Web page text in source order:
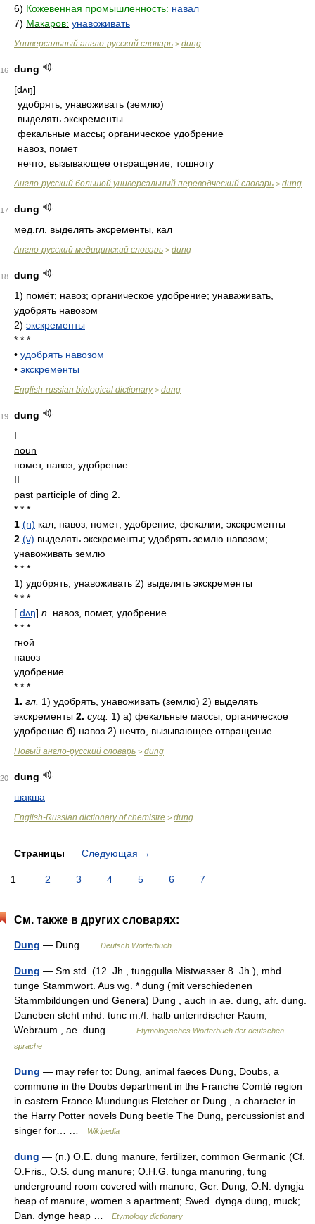
6) Кожевенная промышленность: навал
7) Макаров: унавоживать
Универсальный англо-русский словарь > dung
16
dung
[dʌŋ]
удобрять, унавоживать (землю)
выделять экскременты
фекальные массы; органическое удобрение
навоз, помет
нечто, вызывающее отвращение, тошноту
Англо-русский большой универсальный переводческий словарь > dung
17
dung
мед. гл. выделять эксременты, кал
Англо-русский медицинский словарь > dung
18
dung
1) помёт; навоз; органическое удобрение; унаваживать,
удобрять навозом
2) экскременты
* * *
• удобрять навозом
• экскременты
English-russian biological dictionary> dung
19
dung
I
noun
помет, навоз; удобрение
II
past participle of ding 2.
* * *
1 (n) кал; навоз; помет; удобрение; фекалии; экскременты
2 (v) выделять экскременты; удобрять землю навозом;
унавоживать землю
* * *
1) удобрять, унавоживать 2) выделять экскременты
* * *
[ dʌŋ] n. навоз, помет, удобрение
* * *
гной
навоз
удобрение
* * *
1. гл. 1) удобрять, унавоживать (землю) 2) выделять
экскременты 2. сущ. 1) а) фекальные массы; органическое
удобрение б) навоз 2) нечто, вызывающее отвращение
Новый англо-русский словарь > dung
20
dung
шакша
English-Russian dictionary of chemistre > dung
Страницы Следующая →
1 2 3 4 5 6 7
См. также в других словарях:
Dung — Dung … Deutsch Wörterbuch
Dung — Sm std. (12. Jh., tunggulla Mistwasser 8. Jh.), mhd.
tunge Stammwort. Aus wg. * dung (mit verschiedenen
Stammbildungen und Genera) Dung , auch in ae. dung, afr. dung.
Daneben steht mhd. tunc m./f. halb unterirdischer Raum,
Webraum , ae. dung… …
Etymologisches Wörterbuch der deutschen
sprache
Dung — may refer to: Dung, animal faeces Dung, Doubs, a
commune in the Doubs department in the Franche Comté region
in eastern France Mundungus Fletcher or Dung , a character in
the Harry Potter novels Dung beetle The Dung, percussionist and
singer for… …
Wikipedia
dung — (n.) O.E. dung manure, fertilizer, common Germanic (Cf.
O.Fris., O.S. dung manure; O.H.G. tunga manuring, tung
underground room covered with manure; Ger. Dung; O.N. dyngja
heap of manure, women s apartment; Swed. dynga dung, muck;
Dan. dynge heap …
Etymology dictionary